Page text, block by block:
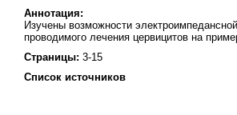
Аннотация:
Изучены возможности
проводимого лечения цервицитов на
Страницы: 3-15
Список источников